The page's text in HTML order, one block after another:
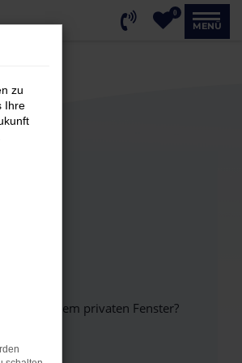
0
MENÜ
in einem privaten Fenster?
zu
Ihre